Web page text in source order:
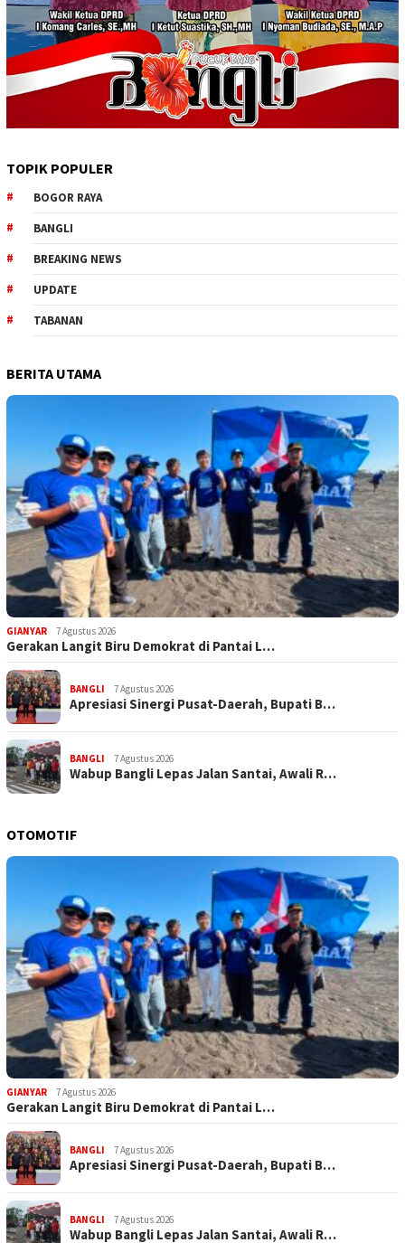
TOPIK POPULER
BOGOR RAYA
BANGLI
BREAKING NEWS
UPDATE
TABANAN
BERITA UTAMA
GIANYAR 7 Agustus 2026
Gerakan Langit Biru Demokrat di Pantai L…
BANGLI 7 Agustus 2026
Apresiasi Sinergi Pusat-Daerah, Bupati B…
BANGLI 7 Agustus 2026
Wabup Bangli Lepas Jalan Santai, Awali R…
OTOMOTIF
GIANYAR 7 Agustus 2026
Gerakan Langit Biru Demokrat di Pantai L…
BANGLI 7 Agustus 2026
Apresiasi Sinergi Pusat-Daerah, Bupati B…
BANGLI 7 Agustus 2026
Wabup Bangli Lepas Jalan Santai, Awali R…